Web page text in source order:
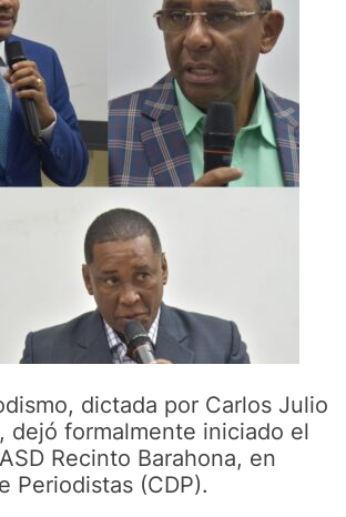
dictada por Carlos Julio
dejó formalmente iniciado el
Recinto Barahona, en
Periodistas (CDP).